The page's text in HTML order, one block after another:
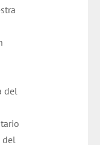
del
del